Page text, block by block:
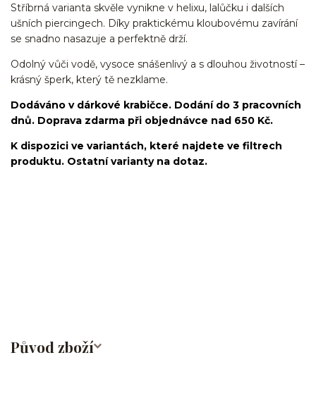
Stříbrná varianta skvěle vynikne v helixu, lalůčku i dalších
ušních piercingech. Díky praktickému kloubovému zavírání
se snadno nasazuje a perfektně drží.
Odolný vůči vodě, vysoce snášenlivý a s dlouhou životností –
krásný šperk, který tě nezklame.
Dodáváno v dárkové krabičce. Dodání do 3 pracovních
dnů. Doprava zdarma při objednávce nad 650 Kč.
K dispozici ve variantách, které najdete ve filtrech
produktu. Ostatní varianty na dotaz.
Původ zboží